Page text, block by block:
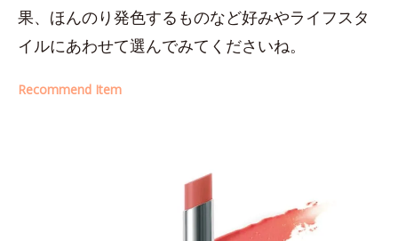
果、ほんのり発色するものなど好みやライフスタ
イルにあわせて選んでみてくださいね。
Recommend Item